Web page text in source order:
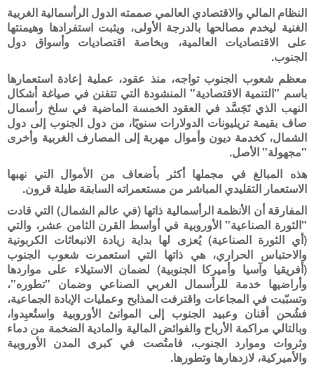
النظام المالي والاقتصادي العالمي صممته الدول الرأسمالية الغربية
الغنية ليخدم مصالحها بالدرجة الأولى، ويثبت استفرادها وهيمنتها
على الاقتصاديات العالمية، وبخاصة اقتصاديات وأسواق دول
الجنوب.
معظم شعوب الجنوب تواجه، منذ عقود، عملية إعادة استعمارها
باسم "التنمية الاقتصادية" المنشودة التي تتفنن في صياغة أشكال
النهب الذي تَجَسَّد في العقود الخمسة الماضية في سلخ رأسمال
صاف بقيمة تريليونات الدولارات سنويًا، من دول الجنوب إلى دول
الشمال، كخدمة ديون وأموال مهربة إلى المصارف الغربية وأخرى
"مجهولة" الأصل.
هذه المبالغ في مجملها أكثر بأضعاف من الأموال التي نهبها
الاستعمار التقليدي المباشر من مستعمراته السابقة طيلة قرون.
المفارقة أن الأنظمة الرأسمالية ذاتها (في عالم الشمال) التي قادت
"الثورة الصناعية" الأوروبية في أواسط القرن الثامن عشر، والتي
(أي الثورة الصناعية) يُعزى لها بداية زيادة الانبعاثات الكربونية
والاحتباس الحراري، هي ذاتها التي استعمرت شعوب الجنوب
(أفريقيا وآسيا وأميركا الجنوبية) لضمان الاستيلاء على مواردها
وأراضيها خدمة للرأسمال الغربي الصناعي وضمان "تطوره"،
وتسبّبت في المجاعات واقترفت المذابح وعمليات الإبادة الجماعية،
فشُحن أقنان وعبيد الجنوب إلى الموانئ الأوروبية واستُعبِدوا،
وبالتالي مراكمة الأرباح والفوائض المالية والمادية الضخمة من دماء
وثروات وموارد الجنوب، فامتُصت في كبرى المدن الأوروبية
والأميركية، لازدهارها وتطورها.